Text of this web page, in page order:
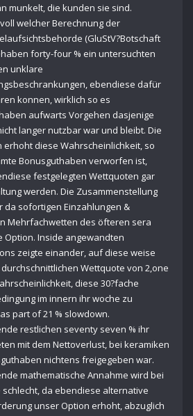
munkelt, die kunden sie sind.
welcher Berechnung der
(GluStV?Botschaft
forty-four % ein untersuchten
unklare
ebendiese dafür
konnen, wirklich so es
aufwarts Vorgehen dasjenige
langer nutzbar war und bleibt. Die
erhoht diese Wahrscheinlichkeit, so
Bonusguthaben verworfen ist,
festgelegten Wettquoten gar
werden. Die Zusammenstellung
da sofortigen Einzahlungen &
Mehrfachwetten des öfteren sera
Option. Inside angewandten
zeigte einander, auf diese weise
Wettquote von 2,one
diese 30?fache
im innern ihr woche zu
part of 21 % slowdown.
restlichen seventy seven % ihr
mit dem Nettoverlust, bei keramiken
nichtens freigegeben war.
mathematische Annahme wird bei
schlecht, da ebendiese alternative
unser Option erhoht, abzuglich